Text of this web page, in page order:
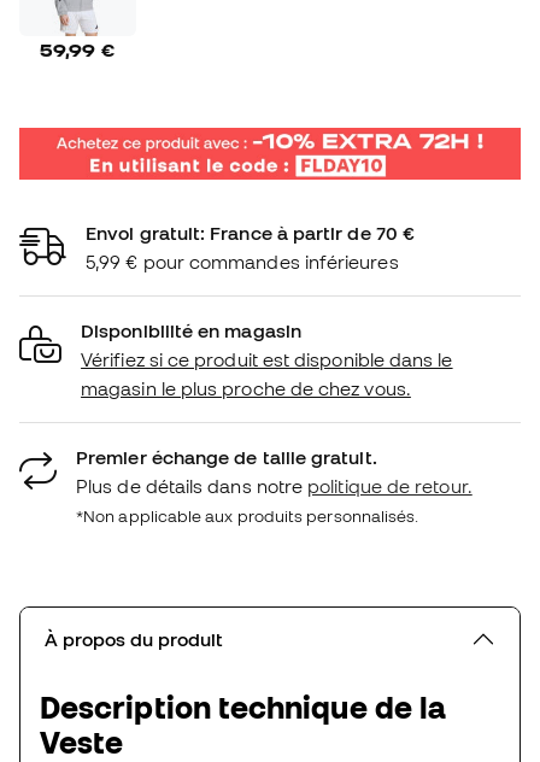
59,99 €
Envoi gratuit: France à partir de 70 €
5,99 € pour commandes inférieures
Disponibilité en magasin
Vérifiez si ce produit est disponible dans le
magasin le plus proche de chez vous.
Premier échange de taille gratuit.
Plus de détails dans notre politique de retour.
*Non applicable aux produits personnalisés.
À propos du produit
Description technique de la
Veste